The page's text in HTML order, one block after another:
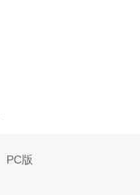
PC版